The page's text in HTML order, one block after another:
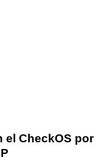
el CheckOS por